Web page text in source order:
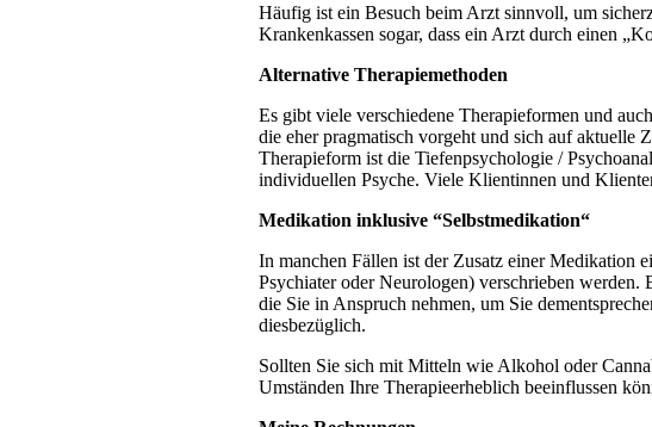
Häufig ist ein Besuch beim Arzt sinnvoll, um
Krankenkassen sogar, dass ein Arzt durch einen
Alternative Therapiemethoden
Es gibt viele verschiedene Therapieformen und
die eher pragmatisch vorgeht und sich auf aktuelle
Therapieform ist die Tiefenpsychologie /
individuellen Psyche. Viele Klientinnen und
Medikation inklusive “Selbstmedikation“
In manchen Fällen ist der Zusatz einer Medikation
Psychiater oder Neurologen) verschrieben werden.
die Sie in Anspruch nehmen, um Sie
diesbezüglich.
Sollten Sie sich mit Mitteln wie Alkohol oder
Umständen Ihre Therapieerheblich beeinflussen